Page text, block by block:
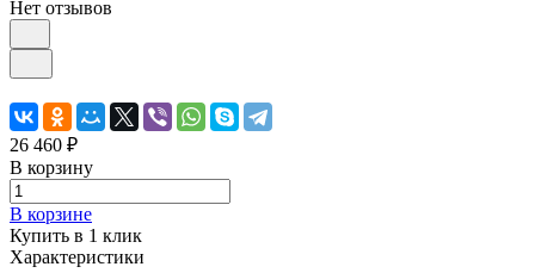
Нет отзывов
26 460 ₽
В корзину
В корзине
Купить в 1 клик
Характеристики